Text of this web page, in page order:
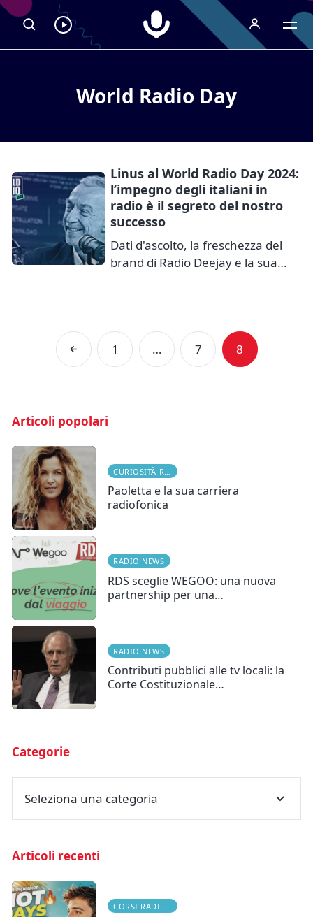
Ascolta
RadioSpeaker
streaming
Radiospeaker.it
World Radio Day
Linus al World Radio Day 2024:
l’impegno degli italiani in
radio è il segreto del nostro
successo
Dati d'ascolto, la freschezza del
brand di Radio Deejay e la sua…
1 … 7 8
Articoli popolari
Paoletta e la sua carriera
radiofonica
RADIO NEWS
RDS sceglie WEGOO: una nuova
partnership per una…
RADIO NEWS
Contributi pubblici alle tv locali: la
Corte Costituzionale…
Categorie
Seleziona una categoria
Articoli recenti
CORSI RADIOFONICI